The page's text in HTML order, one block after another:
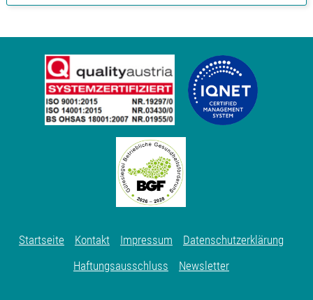
Startseite Kontakt Impressum
Datenschutzerklärung
Haftungsausschluss
Newsletter